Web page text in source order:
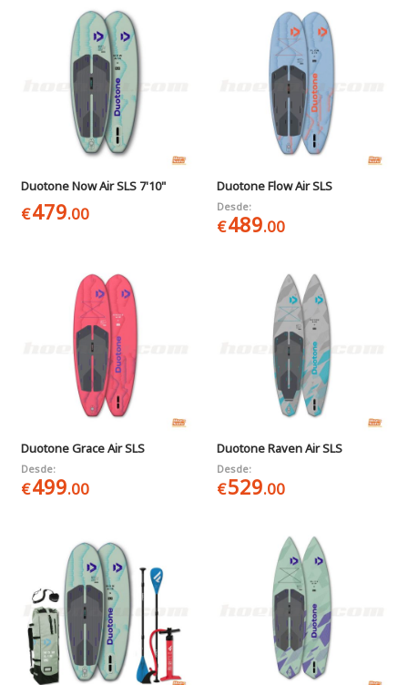
Duotone Now Air SLS 7'10"
€479.00
Duotone Flow Air SLS
Desde:
€489.00
Duotone Grace Air SLS
Desde:
€499.00
Duotone Raven Air SLS
Desde:
€529.00